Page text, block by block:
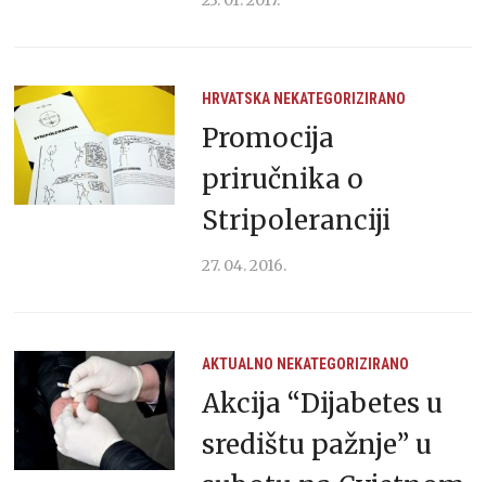
HRVATSKA NEKATEGORIZIRANO
Promocija
priručnika o
Stripoleranciji
27. 04. 2016.
AKTUALNO NEKATEGORIZIRANO
Akcija “Dijabetes u
središtu pažnje” u